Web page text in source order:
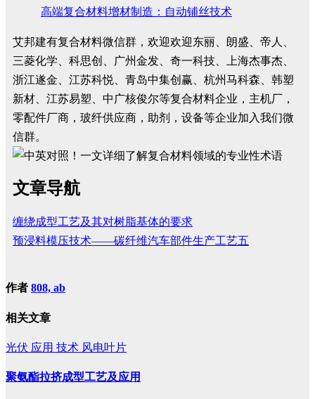
高端复合材料增材制造：自动铺丝技术
艾邦建有复合材料微信群，欢迎欢迎东丽、朗盛、帝人、
三菱化学、科思创、广州金发、奇一科技、上海杰事杰、
浙江遂金、江苏科悦、青岛中集创赢、杭州马科森、韩塑
新材、江苏易塑、中广核俊尔等复合材料企业，主机厂，
零配件厂商，玻纤供应商，助剂，设备等企业加入我们微
信群。
文章导航
缠绕成型工艺及其对树脂基体的要求
预浸料模压技术——碳纤维汽车部件生产工艺五
作者 808, ab
相关文章
光伏 应用 技术 风电叶片
聚氨酯拉挤成型工艺及应用